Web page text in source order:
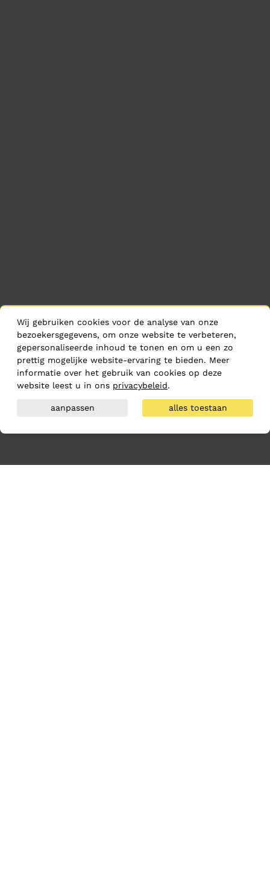
Wij gebruiken cookies voor de analyse van onze
bezoekersgegevens, om onze website te verbeteren,
gepersonaliseerde inhoud te tonen en om u een zo
prettig mogelijke website-ervaring te bieden. Meer
informatie over het gebruik van cookies op deze
website leest u in ons privacybeleid.
aanpassen alles toestaan